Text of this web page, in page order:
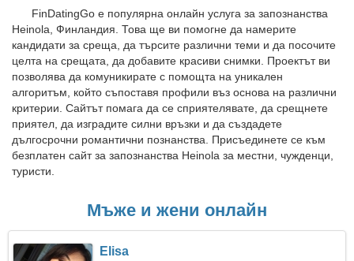
FinDatingGo е популярна онлайн услуга за запознанства
Heinola, Финландия. Това ще ви помогне да намерите
кандидати за среща, да търсите различни теми и да посочите
целта на срещата, да добавите красиви снимки. Проектът ви
позволява да комуникирате с помощта на уникален
алгоритъм, който съпоставя профили въз основа на различни
критерии. Сайтът помага да се сприятелявате, да срещнете
приятел, да изградите силни връзки и да създадете
дългосрочни романтични познанства. Присъединете се към
безплатен сайт за запознанства Heinola за местни, чужденци,
туристи.
Мъже и жени онлайн
Elisa